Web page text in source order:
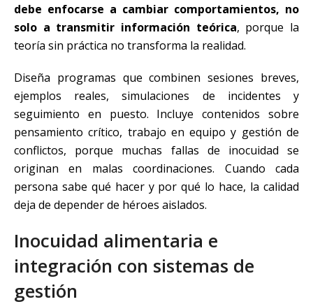
debe enfocarse a cambiar comportamientos, no
solo a transmitir información teórica, porque la
teoría sin práctica no transforma la realidad.
Diseña programas que combinen sesiones breves,
ejemplos reales, simulaciones de incidentes y
seguimiento en puesto. Incluye contenidos sobre
pensamiento crítico, trabajo en equipo y gestión de
conflictos, porque muchas fallas de inocuidad se
originan en malas coordinaciones. Cuando cada
persona sabe qué hacer y por qué lo hace, la calidad
deja de depender de héroes aislados.
Inocuidad alimentaria e
integración con sistemas de
gestión